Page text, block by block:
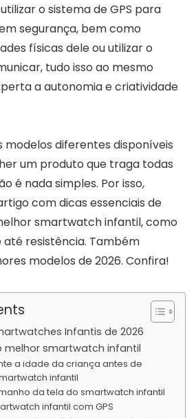
o sistema de GPS para
segurança, bem como
físicas dele ou utilizar o
tudo isso ao mesmo
a autonomia e criatividade
diferentes disponíveis
um produto que traga todas
é nada simples. Por isso,
com dicas essenciais de
smartwatch infantil, como
até resistência. Também
modelos de 2026. Confira!
Infantis de 2026
melhor smartwatch infantil
a idade da criança antes de
infantil
da tela do smartwatch infantil
infantil com GPS